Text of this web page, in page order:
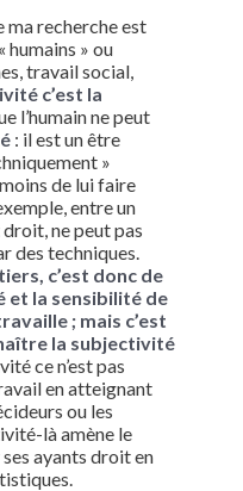
ma recherche est
humains » ou
travail social,
c’est la
l’humain ne peut
: il est un être
»
de lui faire
entre un
ne peut pas
des techniques.
c’est donc de
et la sensibilité de
; mais c’est
la subjectivité
ce n’est pas
en atteignant
ou les
là amène le
ayants droit en